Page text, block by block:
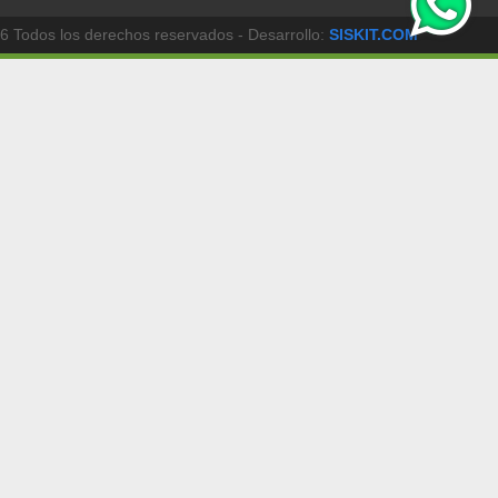
Todos los derechos reservados - Desarrollo: SISKIT.COM